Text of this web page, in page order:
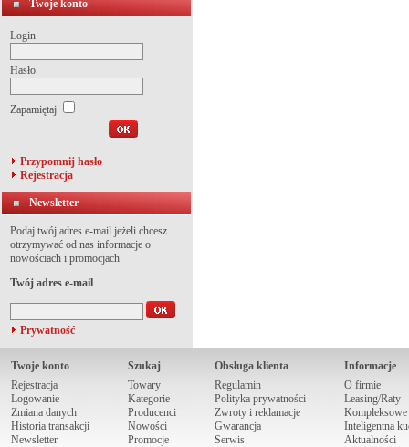
Twoje konto
Login
Hasło
Zapamiętaj
Przypomnij hasło
Rejestracja
Newsletter
Podaj twój adres e-mail jeżeli chcesz
otrzymywać od nas informacje o
nowościach i promocjach
Twój adres e-mail
Prywatność
Twoje konto
Rejestracja
Logowanie
Zmiana danych
Historia transakcji
Newsletter
Szukaj
Towary
Kategorie
Producenci
Nowości
Promocje
Obsługa klienta
Regulamin
Polityka prywatności
Zwroty i reklamacje
Gwarancja
Serwis
Informacje
O firmie
Leasing/Raty
Kompleksowe
Inteligentna
Aktualności